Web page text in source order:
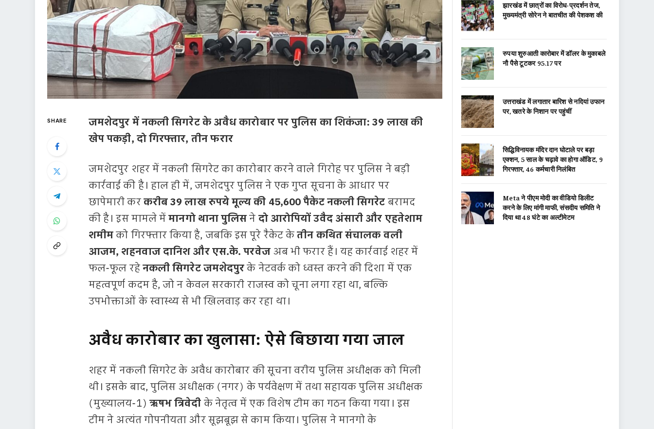
SHARE
जमशेदपुर में नकली सिगरेट के अवैध कारोबार पर पुलिस का शिकंजा: 39 लाख की
खेप पकड़ी, दो गिरफ्तार, तीन फरार
जमशेदपुर शहर में नकली सिगरेट का कारोबार करने वाले गिरोह पर पुलिस ने बड़ी
कार्रवाई की है। हाल ही में, जमशेदपुर पुलिस ने एक गुप्त सूचना के आधार पर
छापेमारी करकरीब 39 लाख रुपये मूल्य की 45,600 पैकेट नकली सिगरेट बरामद
की है। इस मामले मेंमानगो थाना पुलिसने दो आरोपियों उवैद अंसारी और एहतेशाम
शमीमको गिरफ्तार किया है, जबकि इस पूरे रैकेट केतीन कथित संचालक वली
आजम, शहनवाज दानिश और एस.के. परवेजअब भी फरार हैं। यह कार्रवाई शहर में
फल-फूल रहेनकली सिगरेट जमशेदपुरके नेटवर्क को ध्वस्त करने की दिशा में एक
महत्वपूर्ण कदम है, जो न केवल सरकारी राजस्व को चूना लगा रहा था, बल्कि
उपभोक्ताओं के स्वास्थ्य से भी खिलवाड़ कर रहा था।
अवैध कारोबार का खुलासा: ऐसे बिछाया गया जाल
शहर में नकली सिगरेट के अवैध कारोबार की सूचना वरीय पुलिस अधीक्षक को मिली
थी। इसके बाद, पुलिस अधीक्षक (नगर) के पर्यवेक्षण में तथा सहायक पुलिस अधीक्षक
(मुख्यालय-1) ऋषभ त्रिवेदी के नेतृत्व में एक विशेष टीम का गठन किया गया। इस
टीम ने अत्यंत गोपनीयता और सूझबूझ से काम किया। पुलिस ने मानगो के
झारखंड में छात्रों का विरोध-प्रदर्शन तेज,
मुख्यमंत्री सोरेन ने बातचीत की पेशकश की
रुपया शुरुआती कारोबार में डॉलर के मुकाबले
नौ पैसे टूटकर 95.17 पर
उत्तराखंड में लगातार बारिश से नदियां उफान
पर, खतरे के निशान पर पहुंचीं
सिद्धिविनायक मंदिर दान घोटाले पर बड़ा
एक्शन, 5 साल के चढ़ावे का होगा ऑडिट, 9
गिरफ्तार, 46 कर्मचारी निलंबित
Meta ने पीएम मोदी का वीडियो डिलीट
करने के लिए मांगी माफी, संसदीय समिति ने
दिया था 48 घंटे का अल्टीमेटम